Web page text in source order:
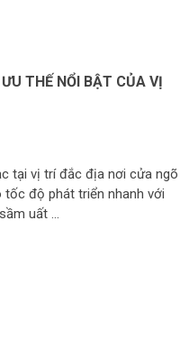
THẾ NỔI BẬT CỦA VỊ
tại vị trí đắc địa nơi cửa ngõ
tốc độ phát triển nhanh với
uất …